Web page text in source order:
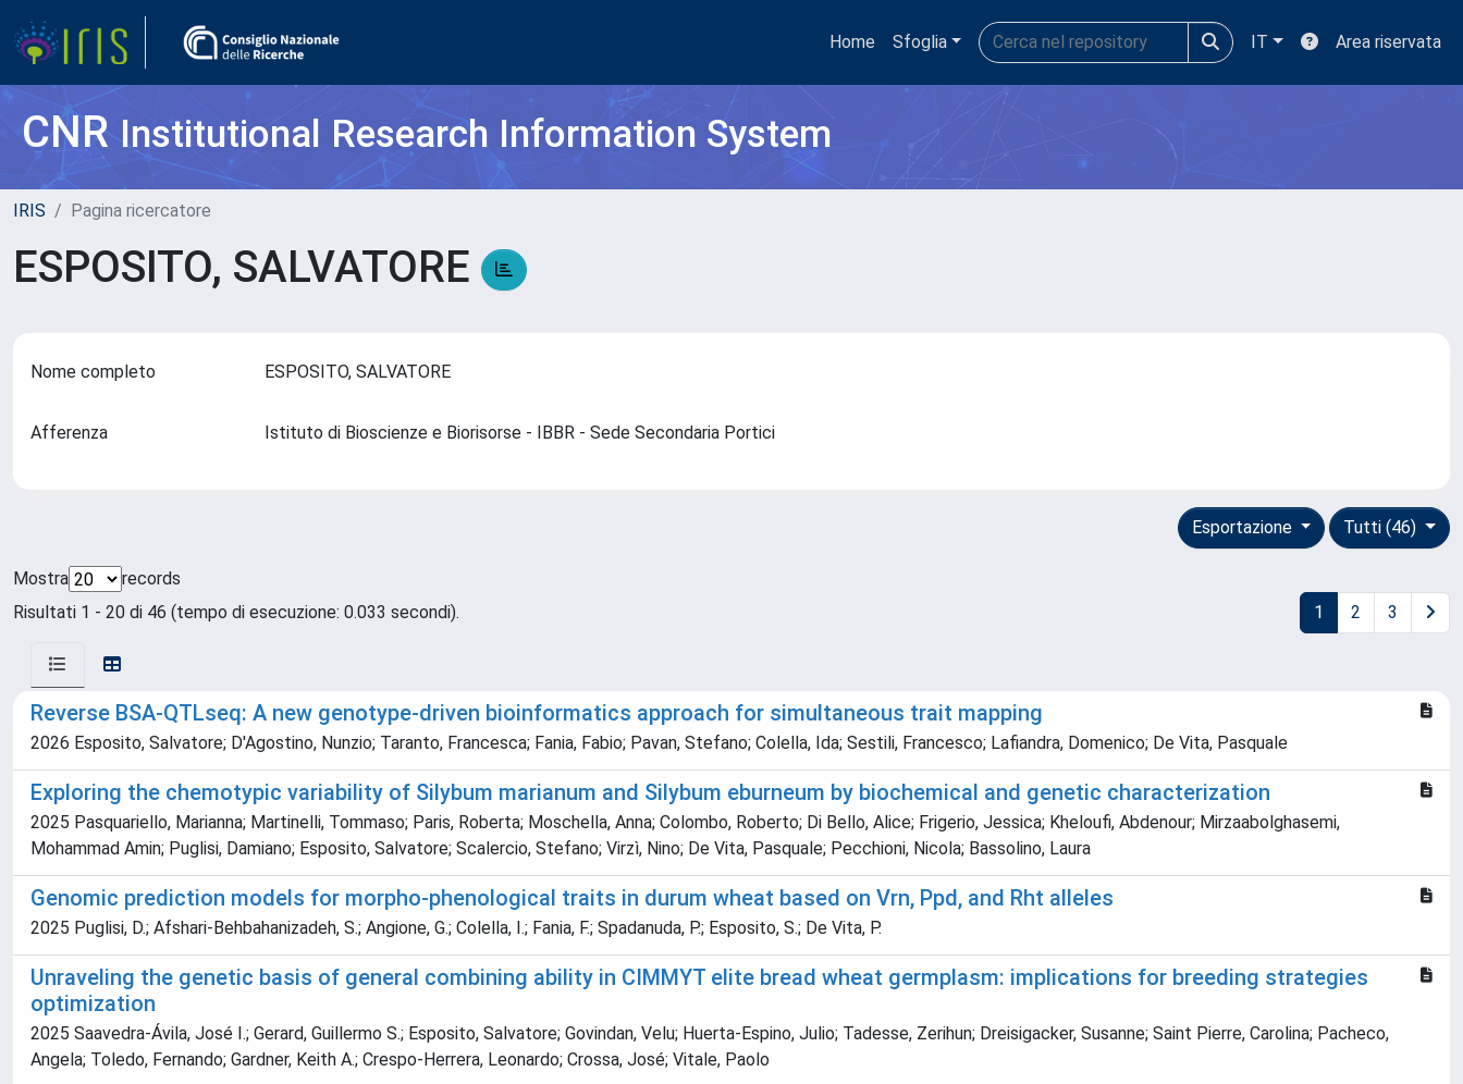
Home Sfoglia IT Area riservata
CNRInstitutional Research Information System
IRIS Pagina ricercatore
ESPOSITO, SALVATORE
Nome completo ESPOSITO, SALVATORE
Afferenza Istituto di Bioscienze e Biorisorse - IBBR - Sede Secondaria Portici
Tutti (46)
Esportazione
Mostra
records
Risultati 1 - 20 di 46 (tempo di esecuzione: 0.033 secondi).
1 2 3
Reverse BSA-QTLseq: A new genotype-driven bioinformatics approach for simultaneous trait mapping
2026 Esposito, Salvatore; D'Agostino, Nunzio; Taranto, Francesca; Fania, Fabio; Pavan, Stefano; Colella, Ida; Sestili, Francesco; Lafiandra, Domenico; De Vita, Pasquale
Exploring the chemotypic variability of Silybum marianum and Silybum eburneum by biochemical and genetic characterization
2025 Pasquariello, Marianna; Martinelli, Tommaso; Paris, Roberta; Moschella, Anna; Colombo, Roberto; Di Bello, Alice; Frigerio, Jessica; Kheloufi, Abdenour; Mirzaabolghasemi,
Mohammad Amin; Puglisi, Damiano; Esposito, Salvatore; Scalercio, Stefano; Virzì, Nino; De Vita, Pasquale; Pecchioni, Nicola; Bassolino, Laura
Genomic prediction models for morpho-phenological traits in durum wheat based on Vrn, Ppd, and Rht alleles
2025 Puglisi, D.; Afshari-Behbahanizadeh, S.; Angione, G.; Colella, I.; Fania, F.; Spadanuda, P.; Esposito, S.; De Vita, P.
Unraveling the genetic basis of general combining ability in CIMMYT elite bread wheat germplasm: implications for breeding strategies
optimization
2025 Saavedra-Ávila, José I.; Gerard, Guillermo S.; Esposito, Salvatore; Govindan, Velu; Huerta-Espino, Julio; Tadesse, Zerihun; Dreisigacker, Susanne; Saint Pierre, Carolina; Pacheco,
Angela; Toledo, Fernando; Gardner, Keith A.; Crespo-Herrera, Leonardo; Crossa, José; Vitale, Paolo